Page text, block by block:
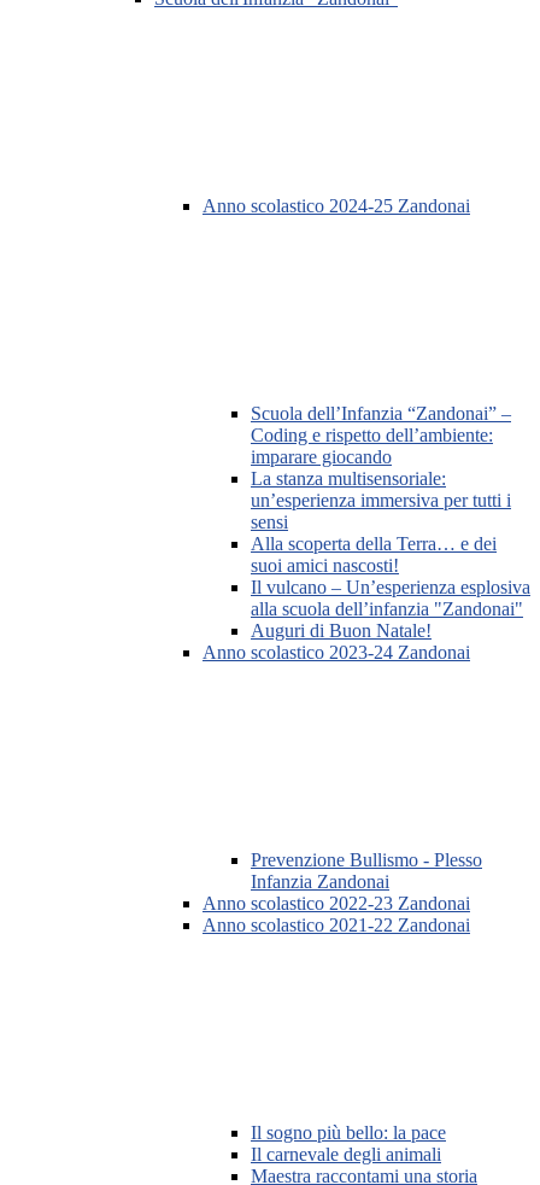
Anno scolastico 2024-25 Zandonai
Scuola dell’Infanzia “Zandonai” –
Coding e rispetto dell’ambiente:
imparare giocando
La stanza multisensoriale:
un’esperienza immersiva per tutti i
sensi
Alla scoperta della Terra… e dei
suoi amici nascosti!
Il vulcano – Un’esperienza esplosiva
alla scuola dell’infanzia "Zandonai"
Auguri di Buon Natale!
Anno scolastico 2023-24 Zandonai
Prevenzione Bullismo - Plesso
Infanzia Zandonai
Anno scolastico 2022-23 Zandonai
Anno scolastico 2021-22 Zandonai
Il sogno più bello: la pace
Il carnevale degli animali
Maestra raccontami una storia